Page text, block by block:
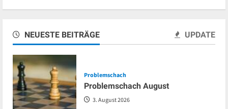
NEUESTE BEITRÄGE UPDATE
Problemschach
Problemschach August
3. August 2026